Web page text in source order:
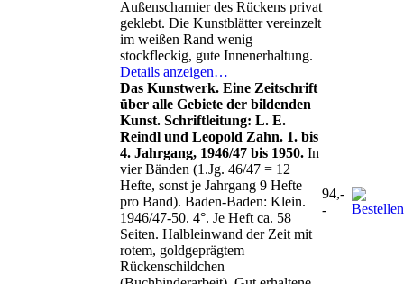
Außenscharnier des Rückens privat
geklebt. Die Kunstblätter vereinzelt
im weißen Rand wenig
stockfleckig, gute Innenerhaltung.
Details anzeigen…
Das Kunstwerk. Eine Zeitschrift
über alle Gebiete der bildenden
Kunst. Schriftleitung: L. E.
Reindl und Leopold Zahn. 1. bis
4. Jahrgang, 1946/47 bis 1950. In
vier Bänden (1.Jg. 46/47 = 12
Hefte, sonst je Jahrgang 9 Hefte
pro Band). Baden-Baden: Klein.
1946/47-50. 4°. Je Heft ca. 58
Seiten. Halbleinwand der Zeit mit
rotem, goldgeprägtem
Rückenschildchen
94,-
-